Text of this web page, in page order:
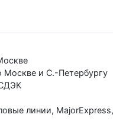
Москве и С.-Петербургу
линии,